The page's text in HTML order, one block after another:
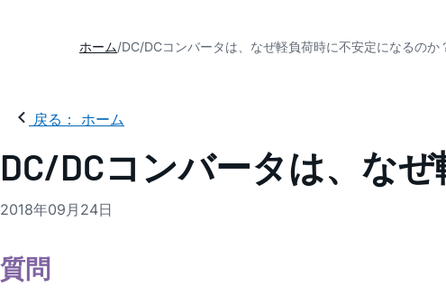
ホーム DC/DCコンバータは、なぜ軽負荷時に不安定になるのか
戻る： ホーム
DC/DCコンバータは、な
2018年09月24日
質問